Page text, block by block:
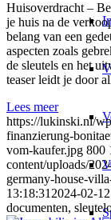
Huisoverdracht –
je huis na de
belang van een
aspecten zoals
de sleutels en het
teaser leidt je door
Lees meer
https://lukinski.nl/
finanzierung-
vom-kaufer.jpg 800
content/uploads/
germany-house-
13:18:31 2024-02-
documenten,